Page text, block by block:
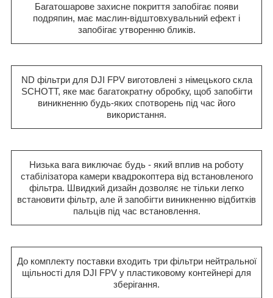
Багатошарове захисне покриття запобігає появи
подряпин, має маслин-відштовхувальний ефект і
запобігає утворенню бликів.
ND фільтри для DJI FPV виготовлені з німецького скла
SCHOTT, яке має багатократну обробку, щоб запобігти
виникненню будь-яких спотворень під час його
використання.
Низька вага виключає будь - який вплив на роботу
стабілізатора камери квадрокоптера від встановленого
фільтра. Швидкий дизайн дозволяє не тільки легко
встановити фільтр, але й запобігти виникненню відбитків
пальців під час встановлення.
До комплекту поставки входить три фільтри нейтральної
щільності для DJI FPV у пластиковому контейнері для
зберігання.